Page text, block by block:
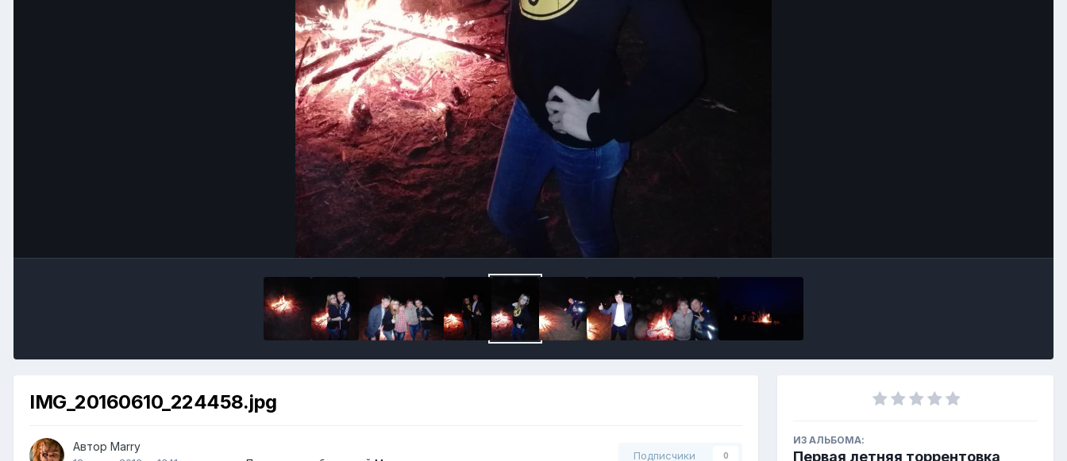
IMG_20160610_224458.jpg
Автор Marry
Подписчики 0
ИЗ АЛЬБОМА:
Первая летняя торрентовка